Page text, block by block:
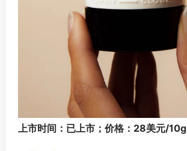
上市时间：已上市；价格：28美元/10g